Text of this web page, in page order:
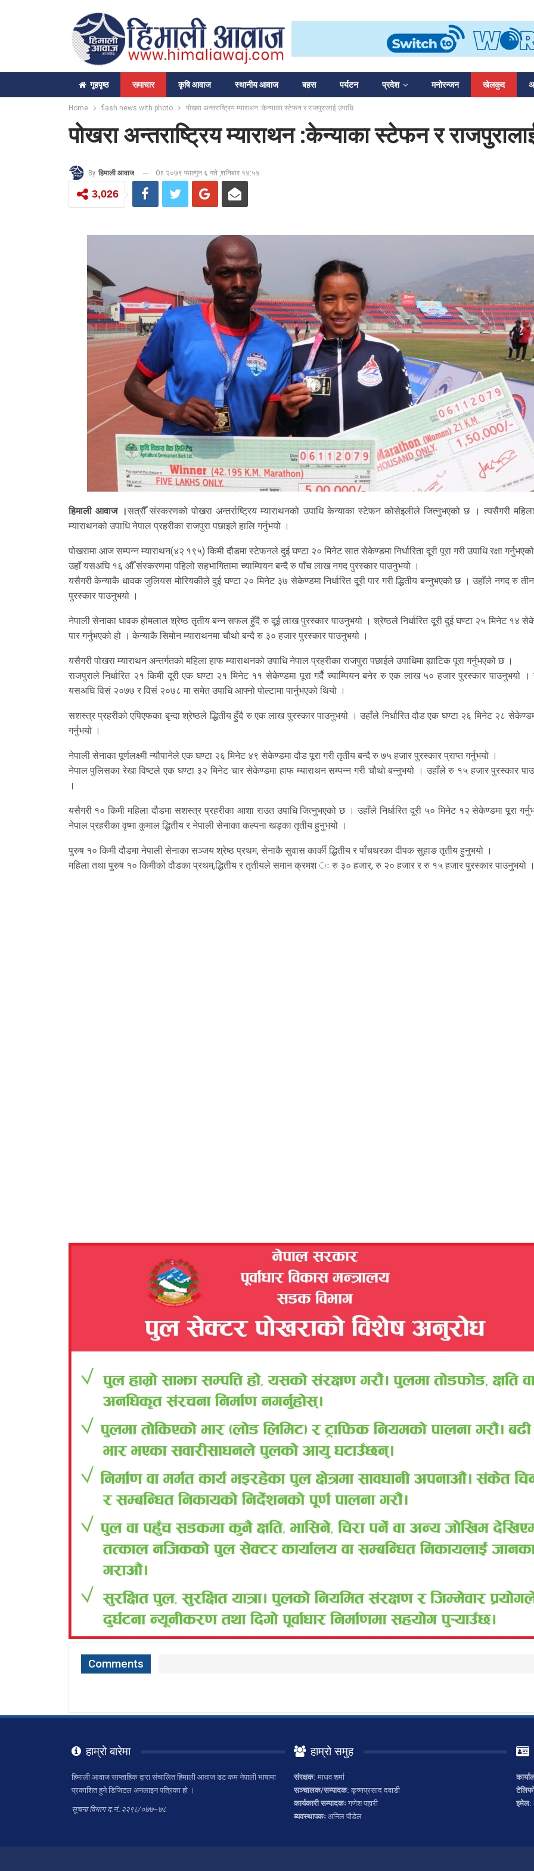
गृहपृष्‍ठ समाचार कृषि आवाज स्थानीय आवाज बहस पर्यटन प्रदेश मनोरन्जन खेलकुद
Home flash news with photo पोखरा अन्तराष्ट्रिय म्याराथन :केन्याका स्टेफन र राजपुरालाई उपाधि
पोखरा अन्तराष्ट्रिय म्याराथन :केन्याका स्टेफन र
By हिमाली आवाज On २०७९ फाल्गुन ६ गते ,शनिबार १४:५४
3,026
हिमाली आवाज ।सत्रौँ संस्करणको पोखरा अन्तर्राष्ट्रिय म्याराथनको उपाधि केन्याका स्टेफन कोसेइलीले जित्नुभएको छ । त्यसैगरी
म्याराथनको उपाधि नेपाल प्रहरीका राजपुरा पछाइले हालि गर्नुभयो ।
पोखरामा आज सम्पन्न म्याराथन(४२.१९५) किमी दौडमा स्टेफनले दुई घण्टा २० मिनेट सात सेकेण्डमा निर्धारिता दूरी पूरा गरी उपाधि रक्षा
उहाँ यसअघि १६ औँ संस्करणमा पहिलो सहभागितामा च्याम्पियन बन्दै रु पाँच लाख नगद पुरस्कार पाउनुभयो ।
यसैगरी केन्याकै धावक जुलियस मोरियकीले दुई घण्टा २० मिनेट ३७ सेकेण्डमा निर्धारित दूरी पार गरी द्धितीय बन्नुभएको छ । उहाँले नगद रु
पुरस्कार पाउनुभयो ।
नेपाली सेनाका धावक होमलाल श्रेष्ठ तृतीय बन्न सफल हुँदै रु दूई लाख पुरस्कार पाउनुभयो । श्रेष्ठले निर्धारित दूरी दुई घण्टा २५ मिनेट १४
पार गर्नुभएको हो । केन्याकै सिमोन म्याराथनमा चौथो बन्दै रु ३० हजार पुरस्कार पाउनुभयो ।
यसैगरी पोखरा म्याराथन अन्तर्गतको महिला हाफ म्याराथनको उपाधि नेपाल प्रहरीका राजपुरा पछाईले उपाधिमा ह्याटिक पूरा गर्नुभएको छ ।
राजपुराले निर्धारित २१ किमी दूरी एक घण्टा २१ मिनेट ११ सेकेण्डमा पूरा गर्दैै च्याम्पियन बनेर रु एक लाख ५० हजार पुरस्कार पाउनुभयो ।
यसअघि विसं २०७७ र विसं २०७८ मा समेत उपाधि आफ्नो पोल्टामा पार्नुभएको थियो ।
सशस्त्र प्रहरीको एपिएफका बृन्दा श्रेष्ठले द्धितीय हुँदै रु एक लाख पुरस्कार पाउनुभयो । उहाँले निर्धारित दौड एक घण्टा २६ मिनेट २८
गर्नुभयो ।
नेपाली सेनाका पूर्णलक्ष्मी न्यौपानेले एक घण्टा २६ मिनेट ४९ सेकेण्डमा दौड पूरा गरी तृतीय बन्दै रु ७५ हजार पुरस्कार प्राप्त गर्नुभयो ।
नेपाल पुलिसका रेखा विष्टले एक घण्टा ३२ मिनेट चार सेकेण्डमा हाफ म्याराथन सम्पन्न गरी चौथो बन्नुभयो । उहाँले रु १५ हजार पुरस्कार
।
यसैगरी १० किमी महिला दौडमा सशस्त्र प्रहरीका आशा राउत उपाधि जित्नुभएको छ । उहाँले निर्धारित दूरी ५० मिनेट १२ सेकेण्डमा पूरा
नेपाल प्रहरीका वृष्मा कुमाल द्धितीय र नेपाली सेनाका कल्पना खड्का तृतीय हुनुभयो ।
पुरुष १० किमी दौडमा नेपाली सेनाका सञ्जय श्रेष्ठ प्रथम, सेनाकै सुवास कार्की द्धितीय र पाँचथरका दीपक सुहाङ तृतीय हुनुभयो ।
महिला तथा पुरुष १० किमीको दौडका प्रथम,द्धितीय र तृतीयले समान क्रमश ः रु ३० हजार, रु २० हजार र रु १५ हजार पुरस्कार पाउनुभयो ।
Comments
हाम्रो बारेमा
हिमाली आवाज साप्ताहिक द्वारा संचालित हिमाली आवाज डट कम नेपाली भाषामा
प्रकाशित हुने डिजिटल अनलाइन पत्रिका हो ।
सूचना विभाग द.नं.:२२९८/०७७–७८
हाम्रो समुह
संरक्षक: माधव शर्मा
सञ्चालक/सम्पादक: कृष्णप्रसाद दवाडी
कार्यकारी सम्पादकःगणेश पहारी
ब्यवस्थापकःअनिल पौडेल
इमेल: